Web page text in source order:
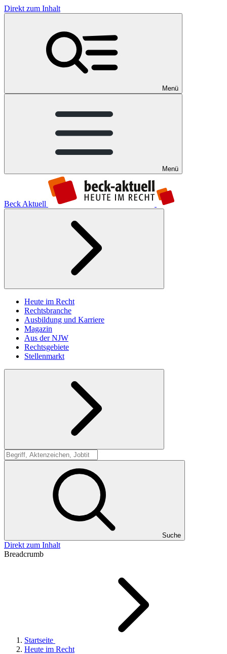
Direkt zum Inhalt
Menü
Menü
Beck Aktuell
Heute im Recht
Rechtsbranche
Ausbildung und Karriere
Magazin
Aus der NJW
Rechtsgebiete
Stellenmarkt
Suche
Suche
Direkt zum Inhalt
Breadcrumb
Startseite
Heute im Recht